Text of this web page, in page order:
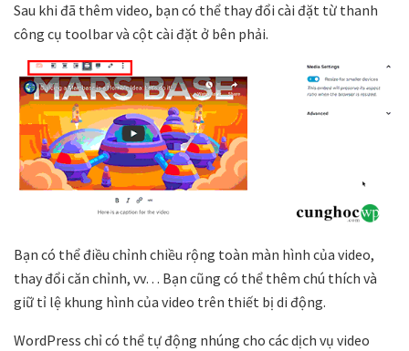
Sau khi đã thêm video, bạn có thể thay đổi cài đặt từ thanh
công cụ toolbar và cột cài đặt ở bên phải.
Bạn có thể điều chỉnh chiều rộng toàn màn hình của video,
thay đổi căn chỉnh, vv… Bạn cũng có thể thêm chú thích và
giữ tỉ lệ khung hình của video trên thiết bị di động.
WordPress chỉ có thể tự động nhúng cho các dịch vụ video